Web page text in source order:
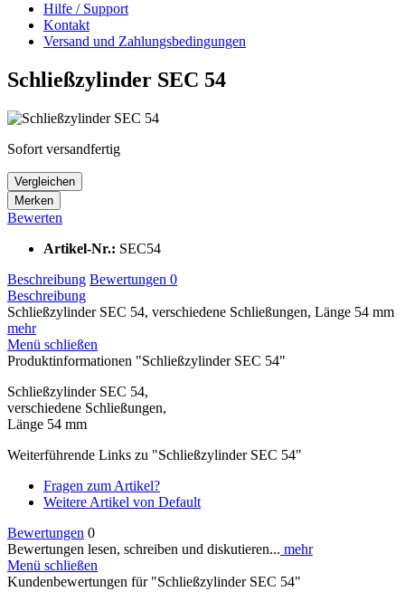
Hilfe / Support
Kontakt
Versand und Zahlungsbedingungen
Schließzylinder SEC 54
Sofort versandfertig
Vergleichen
Merken
Bewerten
Artikel-Nr.: SEC54
Beschreibung Bewertungen 0
Beschreibung
Schließzylinder SEC 54, verschiedene Schließungen, Länge 54 mm
mehr
Menü schließen
Produktinformationen "Schließzylinder SEC 54"
Schließzylinder SEC 54,
verschiedene Schließungen,
Länge 54 mm
Weiterführende Links zu "Schließzylinder SEC 54"
Fragen zum Artikel?
Weitere Artikel von Default
Bewertungen 0
Bewertungen lesen, schreiben und diskutieren... mehr
Menü schließen
Kundenbewertungen für "Schließzylinder SEC 54"